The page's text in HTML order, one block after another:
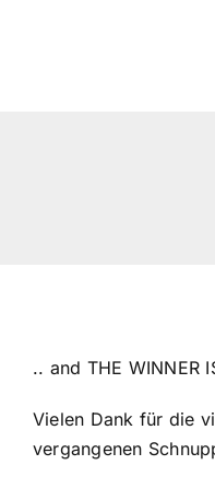
.. and THE WINNER
Vielen Dank für die
vergangenen